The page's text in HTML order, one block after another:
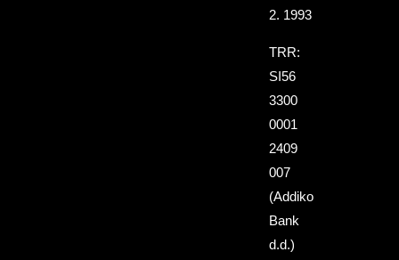
2. 1993
TRR:
SI56
3300
0001
2409
007
(Addiko
Bank
d.d.)